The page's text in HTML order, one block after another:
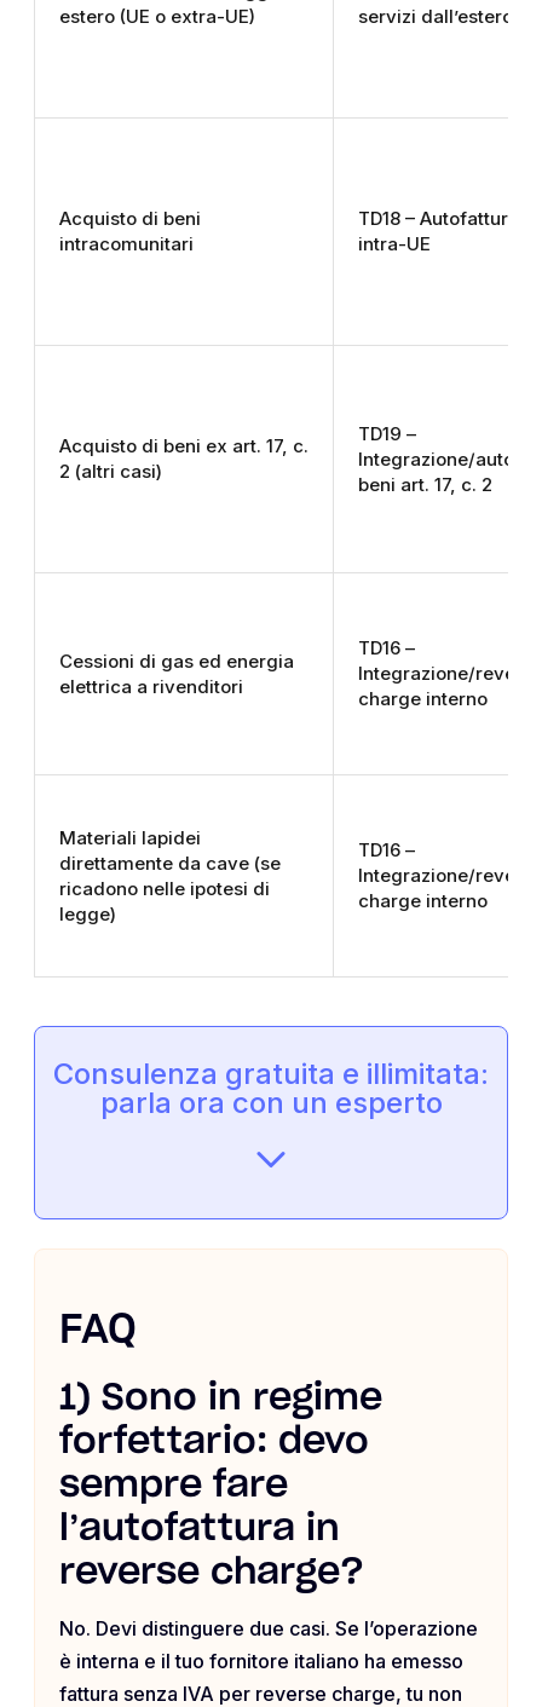
estero (UE o extra-UE)
servizi dall’estero
Acquisto di beni
intracomunitari
TD18 – Autofattura
intra-UE
Acquisto di beni ex art. 17, c.
2 (altri casi)
TD19 –
Integrazione/
beni art. 17, c. 2
Cessioni di gas ed energia
elettrica a rivenditori
TD16 –
Integrazione/reverse
charge interno
Materiali lapidei
direttamente da cave (se
ricadono nelle ipotesi di
legge)
TD16 –
Integrazione/reverse
charge interno
Consulenza gratuita e illimitata:
parla ora con un esperto
FAQ
1) Sono in regime
forfettario: devo
sempre fare
l’autofattura in
reverse charge?
No. Devi distinguere due casi. Se l’operazione
è interna e il tuo fornitore italiano ha emesso
fattura senza IVA per reverse charge, tu non